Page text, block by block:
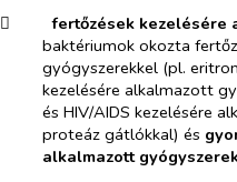
​
fertőzések kezelésére
baktériumok okozta
gyógyszerekkel (pl.
kezelésére alkalmazott
és HIV/AIDS kezelésére
proteáz gátlókkal) és
alkalmazott